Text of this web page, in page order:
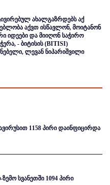
ახალგაზრდებს აქ
აქვთ ისწავლონ, მოიტანონ
იდეები და მიიღონ საჭირო
- ბიტისის (BITISI)
ლევან ნიპარიშვილი
1158 პირი დაინფიცირდა
სვანეთში 1094 პირი